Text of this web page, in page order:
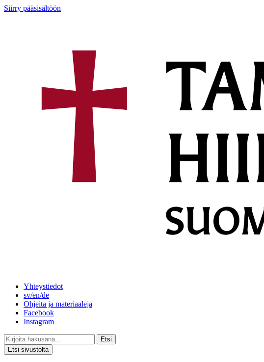
Siirry pääsisältöön
Yhteystiedot
sv/en/de
Ohjeita ja materiaaleja
Facebook
Instagram
Etsi
Etsi sivustolta